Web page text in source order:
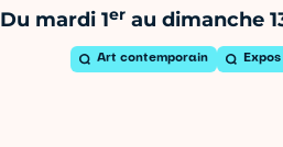
Du mardi 1erau dimanche
Art contemporain Expos